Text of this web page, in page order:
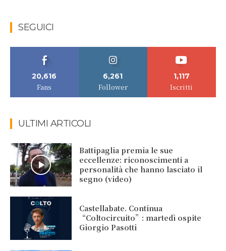
SEGUICI
20,616
Fans
6,261
Follower
1,117
Iscritti
ULTIMI ARTICOLI
Battipaglia premia le sue
eccellenze: riconoscimenti a
personalità che hanno lasciato il
segno (video)
Castellabate. Continua
“Coltocircuito”: martedì ospite
Giorgio Pasotti